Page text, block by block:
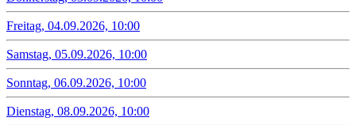
Freitag, 04.09.2026, 10:00
Samstag, 05.09.2026, 10:00
Sonntag, 06.09.2026, 10:00
Dienstag, 08.09.2026, 10:00